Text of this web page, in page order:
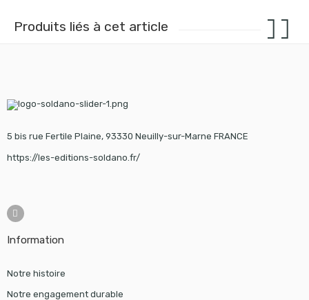
Produits liés à cet article
5 bis rue Fertile Plaine, 93330 Neuilly-sur-Marne FRANCE
https://les-editions-soldano.fr/
Information
Notre histoire
Notre engagement durable